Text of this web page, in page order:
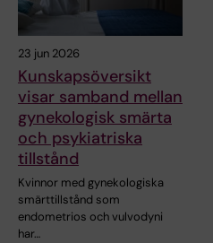
23 jun 2026
Kunskapsöversikt
visar samband mellan
gynekologisk smärta
och psykiatriska
tillstånd
Kvinnor med gynekologiska
smärttillstånd som
endometrios och vulvodyni
har…